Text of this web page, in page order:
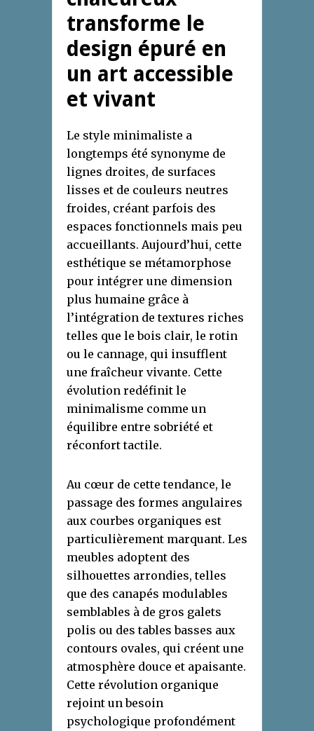
transforme le
design épuré en
un art accessible
et vivant
Le style minimaliste a
longtemps été synonyme de
lignes droites, de surfaces
lisses et de couleurs neutres
froides, créant parfois des
espaces fonctionnels mais peu
accueillants. Aujourd’hui, cette
esthétique se métamorphose
pour intégrer une dimension
plus humaine grâce à
l’intégration de textures riches
telles que le bois clair, le rotin
ou le cannage, qui insufflent
une fraîcheur vivante. Cette
évolution redéfinit le
minimalisme comme un
équilibre entre sobriété et
réconfort tactile.
Au cœur de cette tendance, le
passage des formes angulaires
aux courbes organiques est
particulièrement marquant. Les
meubles adoptent des
silhouettes arrondies, telles
que des canapés modulables
semblables à de gros galets
polis ou des tables basses aux
contours ovales, qui créent une
atmosphère douce et apaisante.
Cette révolution organique
rejoint un besoin
psychologique profondément